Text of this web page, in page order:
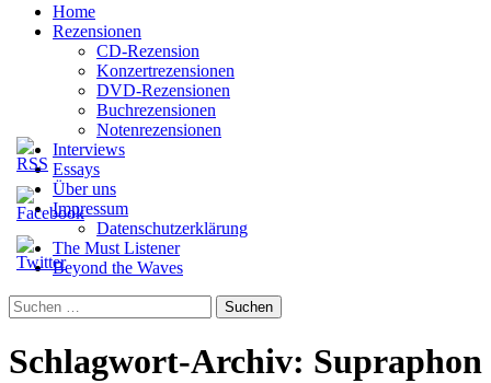
Home
Rezensionen
CD-Rezension
Konzertrezensionen
DVD-Rezensionen
Buchrezensionen
Notenrezensionen
Interviews
Essays
Über uns
Impressum
Datenschutzerklärung
The Must Listener
Beyond the Waves
Suchen
nach:
Schlagwort-Archiv: Supraphon